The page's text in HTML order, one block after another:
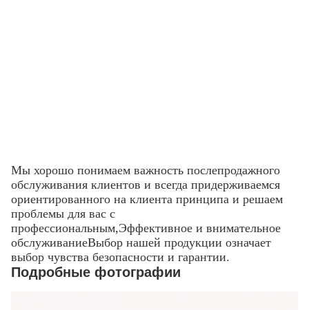
Мы хорошо понимаем важность послепродажного
обслуживания клиентов и всегда придерживаемся
ориентированного на клиента принципа и решаем
проблемы для вас с
профессиональным,Эффективное и внимательное
обслуживаниеВыбор нашей продукции означает
выбор чувства безопасности и гарантии.
Подробные фотографии